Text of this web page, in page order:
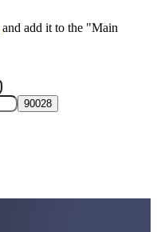
and add it to the "Main